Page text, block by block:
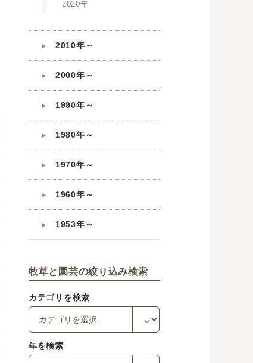
2020年
2010年～
2000年～
1990年～
1980年～
1970年～
1960年～
1953年～
牧草と園芸の絞り込み検索
カテゴリを検索
年を検索